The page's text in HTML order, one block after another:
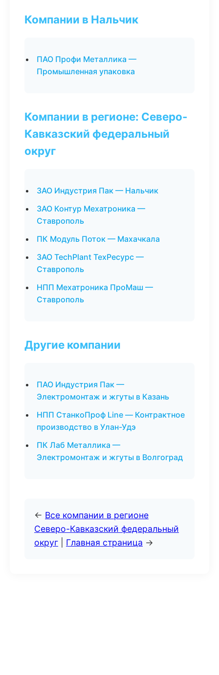
Компании в Нальчик
ПАО Профи Металлика —
Промышленная упаковка
Компании в регионе: Северо-
Кавказский федеральный
округ
ЗАО Индустрия Пак — Нальчик
ЗАО Контур Мехатроника —
Ставрополь
ПК Модуль Поток — Махачкала
ЗАО TechPlant ТехРесурс —
Ставрополь
НПП Мехатроника ПроМаш —
Ставрополь
Другие компании
ПАО Индустрия Пак —
Электромонтаж и жгуты в Казань
НПП СтанкоПроф Line — Контрактное
производство в Улан-Удэ
ПК Лаб Металлика —
Электромонтаж и жгуты в Волгоград
← Все компании в регионе
Северо-Кавказский федеральный
округ
Главная страница →